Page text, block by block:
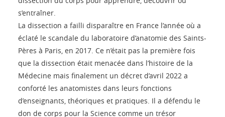
s’entraîner.
La dissection a failli disparaître en France l’année où a
éclaté le scandale du laboratoire d’anatomie des Saints-
Pères à Paris, en 2017. Ce n’était pas la première fois
que la dissection était menacée dans l’histoire de la
Médecine mais finalement un décret d’avril 2022 a
conforté les anatomistes dans leurs fonctions
d’enseignants, théoriques et pratiques. Il a défendu le
don de corps pour la Science comme un trésor